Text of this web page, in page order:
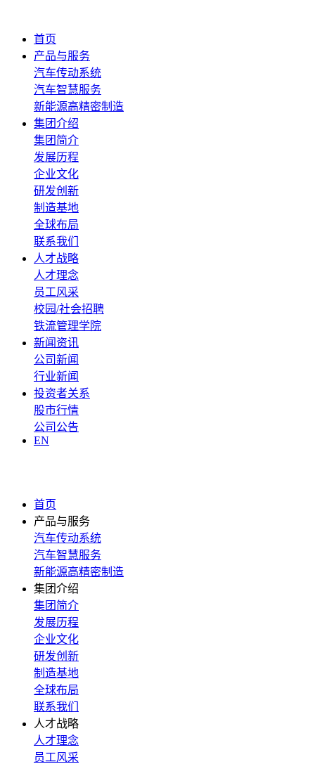
首页
产品与服务
汽车传动系统
汽车智慧服务
新能源高精密制造
集团介绍
集团简介
发展历程
企业文化
研发创新
制造基地
全球布局
联系我们
人才战略
人才理念
员工风采
校园/社会招聘
铁流管理学院
新闻资讯
公司新闻
行业新闻
投资者关系
股市行情
公司公告
EN
首页
产品与服务
汽车传动系统
汽车智慧服务
新能源高精密制造
集团介绍
集团简介
发展历程
企业文化
研发创新
制造基地
全球布局
联系我们
人才战略
人才理念
员工风采